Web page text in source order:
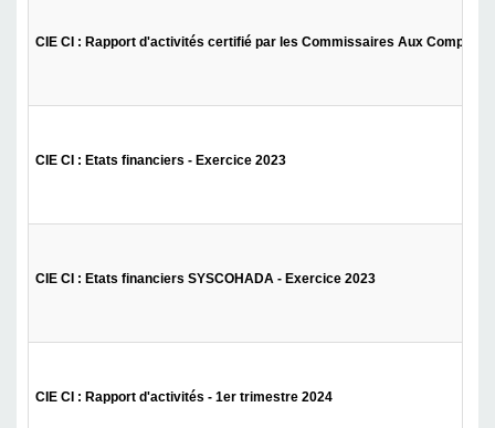
CIE CI : Rapport d'activités certifié par les Commissaires Aux Comptes
CIE CI : Etats financiers - Exercice 2023
CIE CI : Etats financiers SYSCOHADA - Exercice 2023
CIE CI : Rapport d'activités - 1er trimestre 2024